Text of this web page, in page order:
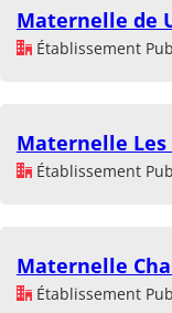
Maternelle de
Établissement
Maternelle
Établissement
Maternelle
Établissement